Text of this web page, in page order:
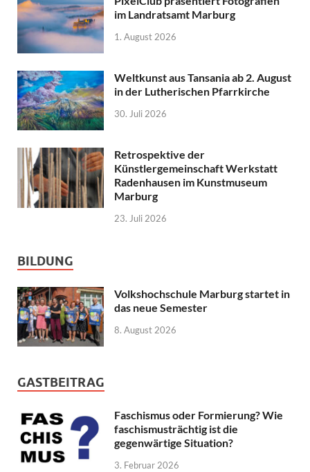
im Landratsamt Marburg
1. August 2026
Weltkunst aus Tansania ab 2. August
in der Lutherischen Pfarrkirche
30. Juli 2026
Retrospektive der
Künstlergemeinschaft Werkstatt
Radenhausen im Kunstmuseum
Marburg
23. Juli 2026
BILDUNG
Volkshochschule Marburg startet in
das neue Semester
8. August 2026
GASTBEITRAG
Faschismus oder Formierung? Wie
faschismusträchtig ist die
gegenwärtige Situation?
3. Februar 2026